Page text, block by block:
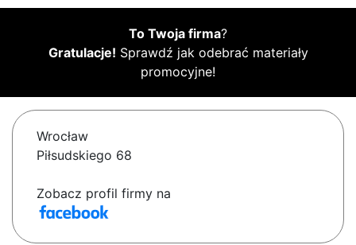
To Twoja firma?
Gratulacje! Sprawdź jak odebrać materiały
promocyjne!
Wrocław
Piłsudskiego 68
Zobacz profil firmy na